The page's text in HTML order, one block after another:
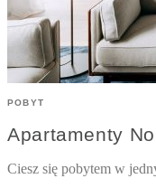
POBYT
Apartamenty
Ciesz się pobytem w